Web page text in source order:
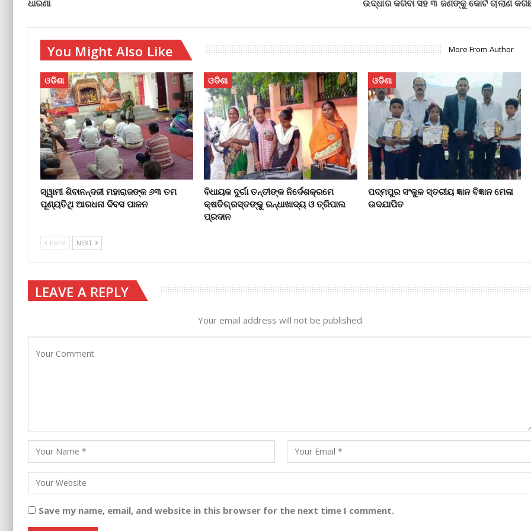
ଧାରଣା ଉଦ୍ଧାର କରିବା ସହ ୩ ଜଣଙ୍କୁ କୋର୍ଟ ଚାଲାଣ
You Might Also Like More From Author
ଓଡିଶା
ସ୍ୱାମୀ ଶିବାନନ୍ଦଜୀ ମହାରାଜଙ୍କ ୬୩ ତମ
ପୂଣ୍ୟତିଥି ଆରଧନା ଦିବସ ପାଳନ
ଓଡିଶା
ବିଧାୟକ ଦୁର୍ଗା ତନ୍ତୀଙ୍କ ନିର୍ଦେଶକ୍ରମେ
କ୍ଷତିଗ୍ରସ୍ତଙ୍କୁ ରନ୍ଧାଖାଦ୍ୟ ଓ ତ୍ରିପାଲ
ପ୍ରଦାନ
ଓଡିଶା
ପଦ୍ମପୁର ସଂକୁଳ ସ୍ତରୀୟ ଜ୍ଞାନ ବିଜ୍ଞାନ ମେଳା
ଉଦଯାପିତ
PREV NEXT
LEAVE A REPLY
Your email address will not be published.
Save my name, email, and website in this browser for the next time I comment.